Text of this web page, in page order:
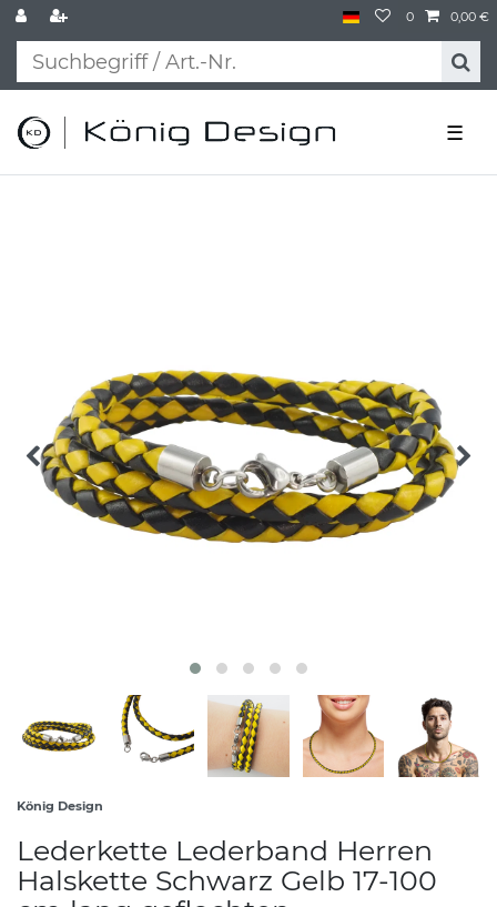
0 0,00 €
☰
König Design
Lederkette Lederband Herren
Halskette Schwarz Gelb 17-100